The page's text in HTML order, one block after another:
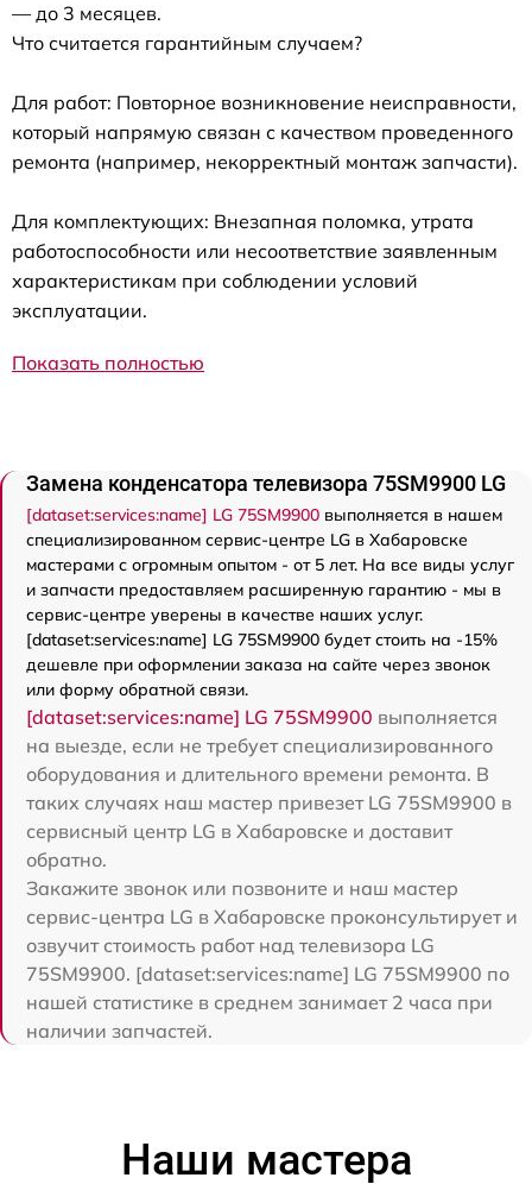
— до 3 месяцев.
Что считается гарантийным случаем?
Для работ: Повторное возникновение неисправности,
который напрямую связан с качеством проведенного
ремонта (например, некорректный монтаж запчасти).
Для комплектующих: Внезапная поломка, утрата
работоспособности или несоответствие заявленным
характеристикам при соблюдении условий
эксплуатации.
Показать полностью
Замена конденсатора телевизора 75SM9900 LG
[dataset:services:name] LG 75SM9900 выполняется в нашем
специализированном сервис-центре LG в Хабаровске
мастерами с огромным опытом - от 5 лет. На все виды услуг
и запчасти предоставляем расширенную гарантию - мы в
сервис-центре уверены в качестве наших услуг.
[dataset:services:name] LG 75SM9900 будет стоить на -15%
дешевле при оформлении заказа на сайте через звонок
или форму обратной связи.
[dataset:services:name] LG 75SM9900 выполняется
на выезде, если не требует специализированного
оборудования и длительного времени ремонта. В
таких случаях наш мастер привезет LG 75SM9900 в
сервисный центр LG в Хабаровске и доставит
обратно.
Закажите звонок или позвоните и наш мастер
сервис-центра LG в Хабаровске проконсультирует и
озвучит стоимость работ над телевизора LG
75SM9900. [dataset:services:name] LG 75SM9900 по
нашей статистике в среднем занимает 2 часа при
наличии запчастей.
Наши мастера